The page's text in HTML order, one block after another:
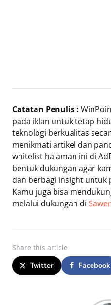
Catatan Penulis :
pada iklan untuk tetap
teknologi berkualitas
menikmati artikel dan
whitelist halaman ini di
bentuk dukungan agar
dan berbagi insight untuk
Kamu juga bisa
melalui dukungan di
Share this article
Twitter Facebook